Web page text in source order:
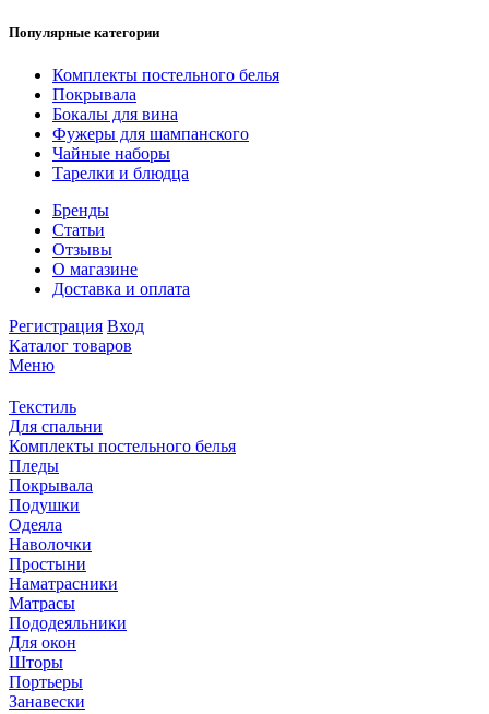
Популярные категории
Комплекты постельного белья
Покрывала
Бокалы для вина
Фужеры для шампанского
Чайные наборы
Тарелки и блюдца
Бренды
Статьи
Отзывы
О магазине
Доставка и оплата
Регистрация Вход
Каталог товаров
Меню
Текстиль
Для спальни
Комплекты постельного белья
Пледы
Покрывала
Подушки
Одеяла
Наволочки
Простыни
Наматрасники
Матрасы
Пододеяльники
Для окон
Шторы
Портьеры
Занавески